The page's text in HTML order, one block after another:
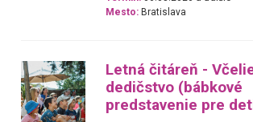
Mesto: Bratislava
Letná čitáreň -
dedičstvo (bábkové
predstavenie pre